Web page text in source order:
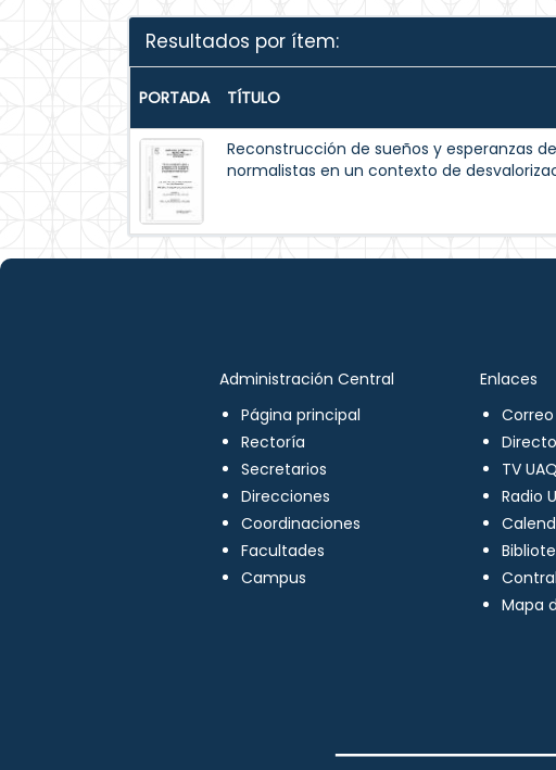
Resultados por ítem:
PORTADA TÍTULO
Reconstrucción de sueños y esperanzas
normalistas en un contexto de
Administración Central
Página principal
Rectoría
Secretarios
Direcciones
Coordinaciones
Facultades
Campus
Enlaces
TV UAQ
Radio
Mapa